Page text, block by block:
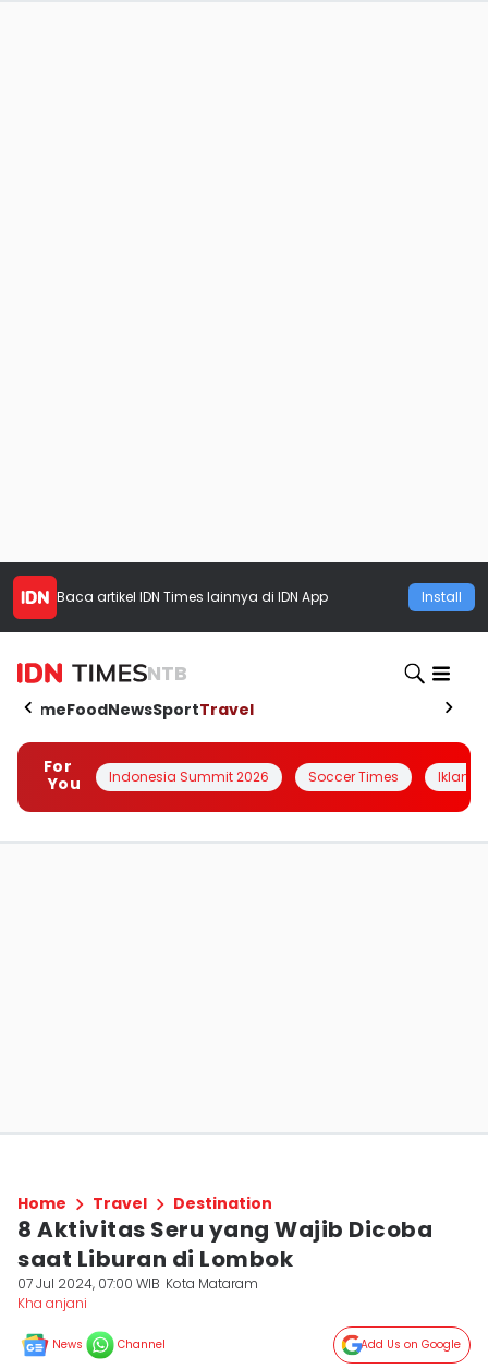
Baca artikel IDN Times lainnya di IDN App Install
NTB
HomeFoodNewsSportTravel
For
You
Indonesia Summit 2026 Soccer Times Iklanin
Home Travel Destination
8 Aktivitas Seru yang Wajib Dicoba
saat Liburan di Lombok
07 Jul 2024, 07:00 WIB Kota Mataram
Kha anjani
News Channel Add Us on Google